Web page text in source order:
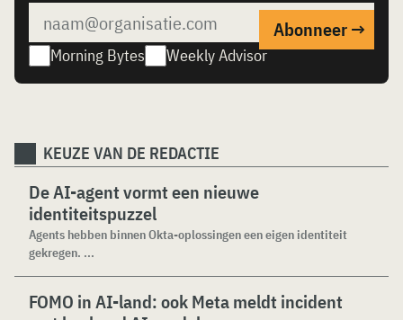
Morning Bytes Weekly Advisor
KEUZE VAN DE REDACTIE
De AI-agent vormt een nieuwe
identiteitspuzzel
Agents hebben binnen Okta-oplossingen een eigen identiteit
gekregen. ...
FOMO in AI-land: ook Meta meldt incident